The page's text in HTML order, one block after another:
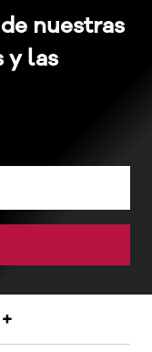
nuestras
y las
+